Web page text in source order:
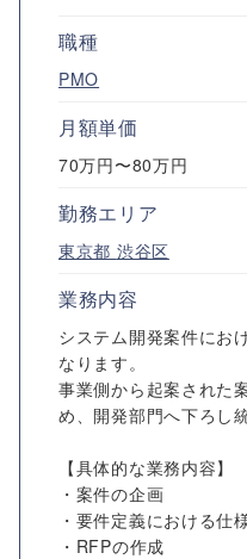
職種
PMO
月額単価
70万円〜80万円
勤務エリア
東京都 渋谷区
業務内容
システム開発案件にお
なります。
事業側から起案された
め、開発部門へ下ろし
【具体的な業務内容】
・案件の企画
・要件定義における仕
・RFPの作成